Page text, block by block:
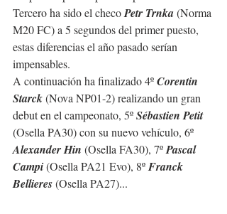
Tercero ha sido el checo Petr Trnka (Norma
M20 FC) a 5 segundos del primer puesto,
estas diferencias el año pasado serían
impensables.
A continuación ha finalizado 4º Corentin
Starck (Nova NP01-2) realizando un gran
debut en el campeonato, 5º Sébastien Petit
(Osella PA30) con su nuevo vehículo, 6º
Alexander Hin (Osella FA30), 7º Pascal
Campi (Osella PA21 Evo), 8º Franck
Bellieres (Osella PA27)...